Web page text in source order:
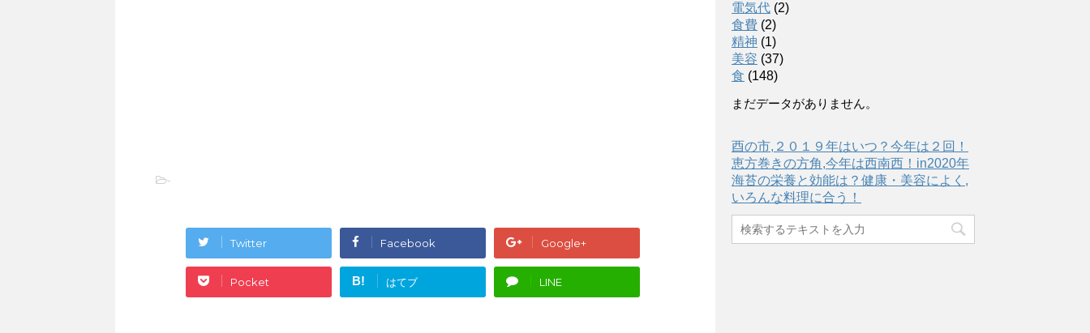
-
Twitter Facebook Google+
Pocket B! はてブ LINE
電気代 (2)
食費 (2)
精神 (1)
美容 (37)
食 (148)
まだデータがありません。
酉の市,２０１９年はいつ？今年は２回！
恵方巻きの方角,今年は西南西！in2020年
海苔の栄養と効能は？健康・美容によく,
いろんな料理に合う！